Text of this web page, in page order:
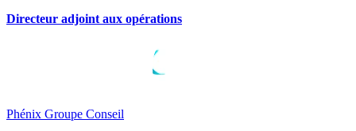
Directeur adjoint aux opérations
Phénix Groupe Conseil